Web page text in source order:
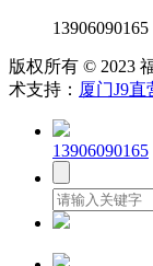
13906090165
版权所有 © 2023
术支持： 厦门J9
13906090165